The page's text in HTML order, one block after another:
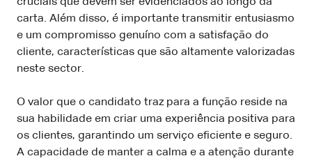
carta. Além disso, é importante transmitir entusiasmo
e um compromisso genuíno com a satisfação do
cliente, características que são altamente valorizadas
neste sector.
O valor que o candidato traz para a função reside na
sua habilidade em criar uma experiência positiva para
os clientes, garantindo um serviço eficiente e seguro.
A capacidade de manter a calma e a atenção durante